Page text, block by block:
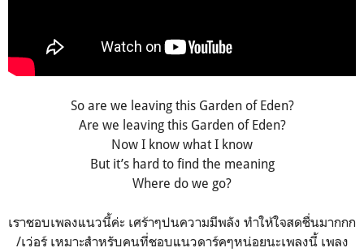
So are we leaving this Garden of Eden?
Are we leaving this Garden of Eden?
Now I know what I know
But it’s hard to find the meaning
Where do we go?
เราชอบเพลงแนวนี้ค่ะ เศร้าๆปนความมีพลัง ทำให้ใจสดชื่นมากกก
/เว่อร์ เหมาะสำหรับคนที่ชอบแนวดาร์คๆหน่อยนะเพลงนี้ เพลง